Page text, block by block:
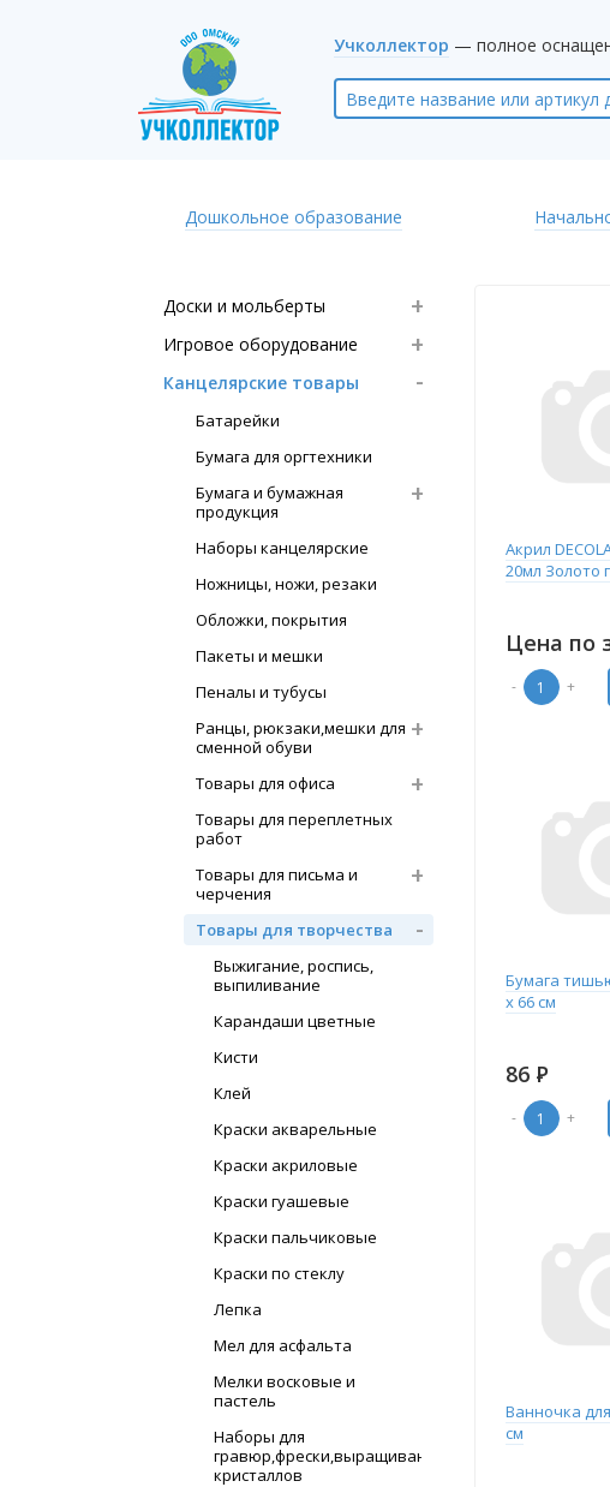
Учколлектор — полное
Дошкольное образование
Доски и мольберты
Игровое оборудование
Канцелярские товары
Батарейки
Бумага для оргтехники
Бумага и бумажная
продукция
Наборы канцелярские
Ножницы, ножи, резаки
Обложки, покрытия
Пакеты и мешки
Пеналы и тубусы
Ранцы, рюкзаки,мешки для
сменной обуви
Товары для офиса
Товары для переплетных
работ
Товары для письма и
черчения
Товары для творчества
Выжигание, роспись,
выпиливание
Карандаши цветные
Кисти
Клей
Краски акварельные
Краски акриловые
Краски гуашевые
Краски пальчиковые
Краски по стеклу
Лепка
Мел для асфальта
Мелки восковые и
пастель
Наборы для
гравюр,фрески,выращивание
кристаллов
Акрил
20мл Золото
Цена по
- +
Бумага
х 66 см
86 Р
- +
Ванночка
см